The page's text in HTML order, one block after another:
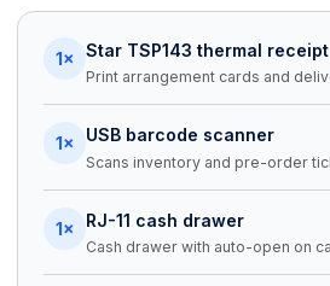
1× Star TSP143 thermal
Print arrangement cards and
1× USB barcode scanner
Scans inventory and pre-order
1× RJ-11 cash drawer
Cash drawer with auto-open on